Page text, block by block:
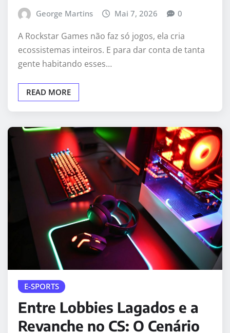
George Martins Mai 7, 2026 0
A Rockstar Games não faz só jogos, ela cria
ecossistemas inteiros. E para dar conta de tanta
gente habitando esses…
READ MORE
E-SPORTS
Entre Lobbies Lagados e a
Revanche no CS: O Cenário